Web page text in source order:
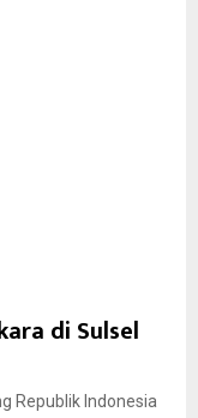
di Sulsel
Republik Indonesia